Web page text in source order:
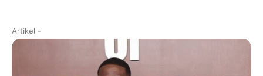
Artikel -